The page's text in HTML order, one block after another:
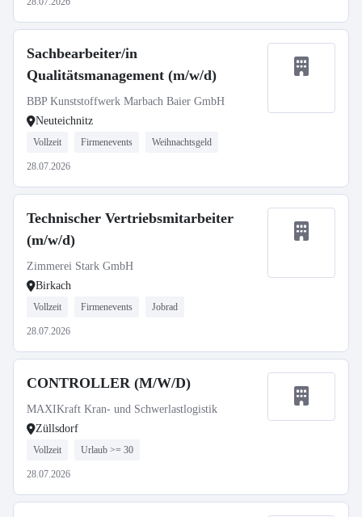
Sachbearbeiter/in
Qualitätsmanagement (m/w/d)
BBP Kunststoffwerk Marbach Baier GmbH
Neuteichnitz
Vollzeit Firmenevents Weihnachtsgeld
28.07.2026
Technischer Vertriebsmitarbeiter
(m/w/d)
Zimmerei Stark GmbH
Birkach
Vollzeit Firmenevents Jobrad
28.07.2026
CONTROLLER (M/W/D)
MAXIKraft Kran- und Schwerlastlogistik
Züllsdorf
Vollzeit Urlaub >= 30
28.07.2026